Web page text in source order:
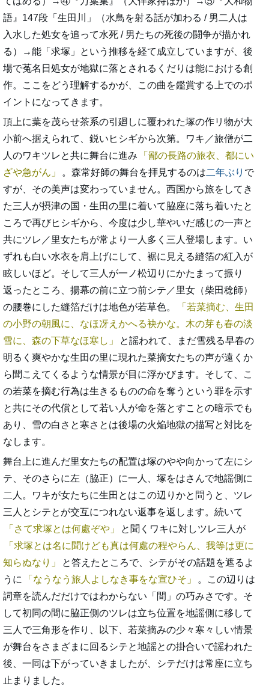
語』147段「生田川」（水鳥を射る話が加わる / 男二人は
入水した処女を追って水死 / 男たちの死後の闘争が描かれ
る）→能「求塚」という推移を経て成立していますが、後
場で菟名日処女が地獄に落とされるくだりは能における創
作。ここをどう理解するかが、この曲を鑑賞する上でのポ
イントになってきます。
頂上に葉を茂らせ茶系の引廻しに覆われた塚の作リ物が大
小前へ据えられて、鋭いヒシギから次第。ワキ／旅僧が二
人のワキツレと共に舞台に進み
鄙の長路の旅衣、都にい
ざや急がん
。森常好師の舞台を拝見するのは二年ぶり で
すが、その美声は変わっていません。西国から旅をしてき
た三人が摂津の国・生田の里に着いて脇座に落ち着いたと
ころで再びヒシギから、今度は少し華やいだ感じの一声と
共にツレ／里女たちが常より一人多く三人登場します。い
ずれも白い水衣を肩上げにして、裾に見える縫箔の紅入が
眩しいほど。そして三人が一ノ松辺りにかたまって振り
返ったところ、揚幕の前に立つ前シテ／里女（柴田稔師）
の腰巻にした縫箔だけは地色が若草色。
若菜摘む、生田
の小野の朝風に、なほ冴えかへる袂かな。木の芽も春の淡
雪に、森の下草なほ寒し
と謡われて、まだ雪残る早春の
明るく爽やかな生田の里に現れた菜摘女たちの声が遠くか
ら聞こえてくるような情景が目に浮かびます。そして、こ
の若菜を摘む行為は生きるものの命を奪うという罪を示す
と共にその代償として若い人が命を落とすことの暗示でも
あり、雪の白さと寒さとは後場の火焔地獄の描写と対比を
なします。
舞台上に進んだ里女たちの配置は塚のやや向かって左にシ
テ、そのさらに左（脇正）に一人、塚をはさんで地謡側に
二人。ワキが女たちに生田とはこの辺りかと問うと、ツレ
三人とシテとが交互につれない返事を返します。続いて
さて求塚とは何處ぞや
と聞くワキに対しツレ三人が
求塚とは名に聞けども真は何處の程やらん、我等は更に
知らぬなり
と答えたところで、シテがその話題を遮るよ
うに
なうなう旅人よしなき事をな宣ひそ
。この辺りは
詞章を読んだだけではわからない「間」の巧みさです。そ
して初同の間に脇正側のツレは立ち位置を地謡側に移して
三人で三角形を作り、以下、若菜摘みの少々寒々しい情景
が舞台をさまざまに回るシテと地謡との掛合いで謡われた
後、一同は下がっていきましたが、シテだけは常座に立ち
止まりました。